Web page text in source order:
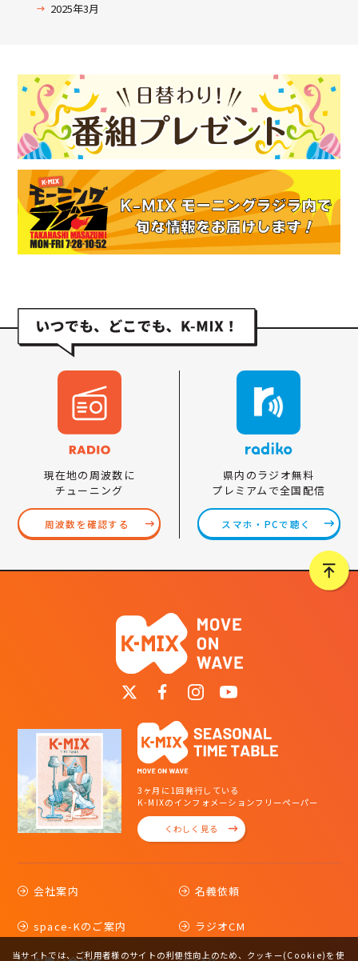
2025年3月
現在地の周波数に
チューニング
周波数を確認する
県内のラジオ無料
プレミアムで全国配信
スマホ・PCで聴く
3ヶ月に1回発行している
K-MIXのインフォメーションフリーペーパー
くわしく見る
会社案内 名義依頼
space-Kのご案内 ラジオCM
当サイトでは、ご利用者様のサイトの利便性向上のため、クッキー(Cookie)を使